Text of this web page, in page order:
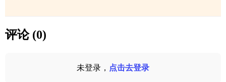
评论 (0)
未登录， 点击去登录